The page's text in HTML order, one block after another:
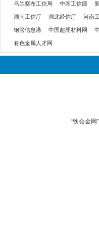
乌兰察布工信局 中国工信部
湖南工信厅 湖北经信厅 河南
钢管信息港 中国超硬材料网
有色金属人才网
“铁合金